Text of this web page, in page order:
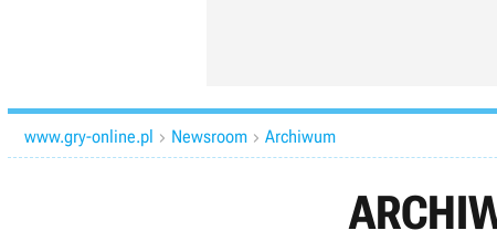
www.gry-online.pl  Newsroom  Archiwum